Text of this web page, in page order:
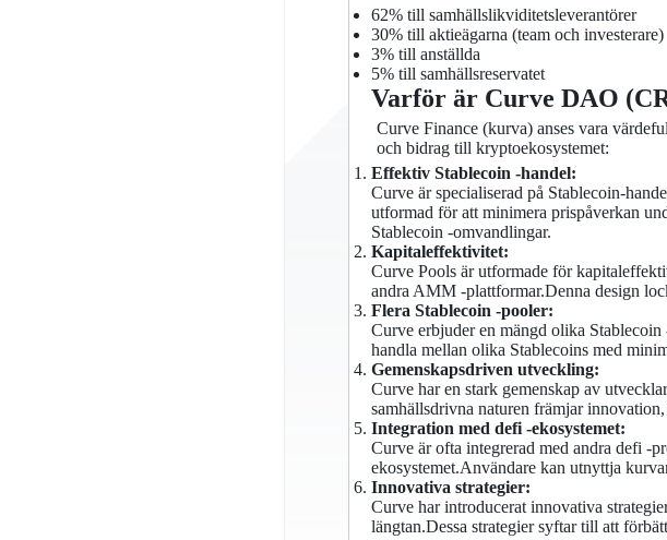
62% till samhällslikviditetsleverantörer
30% till aktieägarna (team och investerare)
3% till anställda
5% till samhällsreservatet
Varför är Curve DAO
Curve Finance (kurva) anses vara
och bidrag till kryptoekosystemet:
Effektiv Stablecoin -handel:
Curve är specialiserad på Stablecoin-
utformad för att minimera prispåverkan
Stablecoin -omvandlingar.
Kapitaleffektivitet:
Curve Pools är utformade för
andra AMM -plattformar.Denna design
Flera Stablecoin -pooler:
Curve erbjuder en mängd olika
handla mellan olika Stablecoins med
Gemenskapsdriven utveckling:
Curve har en stark gemenskap av
samhällsdrivna naturen främjar
Integration med defi -ekosystemet:
Curve är ofta integrerad med andra defi -
ekosystemet.Användare kan utnyttja
Innovativa strategier:
Curve har introducerat innovativa
längtan.Dessa strategier syftar till att